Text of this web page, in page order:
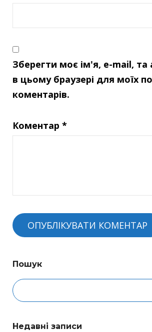
Зберегти моє ім'я, e-mail, та
в цьому браузері для моїх
коментарів.
Коментар *
Пошук
Недавні записи